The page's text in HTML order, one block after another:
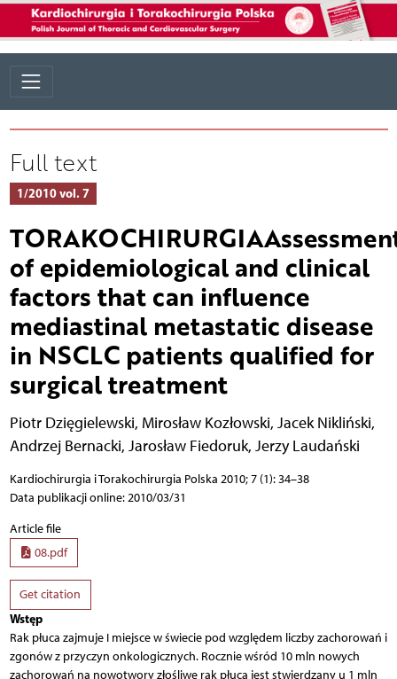
Full text
1/2010 vol. 7
of epidemiological and clinical
factors that can influence
mediastinal metastatic disease
in NSCLC patients qualified for
surgical treatment
Piotr Dzięgielewski, Mirosław Kozłowski, Jacek Nikliński,
Andrzej Bernacki, Jarosław Fiedoruk, Jerzy Laudański
Kardiochirurgia i Torakochirurgia Polska 2010; 7 (1): 34–38
Data publikacji online: 2010/03/31
Article file
08.pdf
Get citation
Wstęp
Rak płuca zajmuje I miejsce w świecie pod względem liczby zachorowań i
zgonów z przyczyn onkologicznych. Rocznie wśród 10 mln nowych
zachorowań na nowotwory złośliwe rak płuca jest stwierdzany u 1 mln